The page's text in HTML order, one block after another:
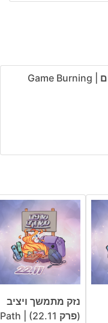
שורפים משחקים | Game Burning
נזק מתמשך ויציב
(פרק 22.11) | Path